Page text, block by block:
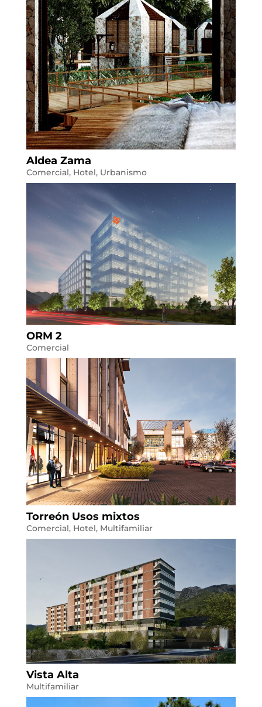
Aldea Zama
Comercial, Hotel, Urbanismo
ORM 2
Comercial
Torreón Usos mixtos
Comercial, Hotel, Multifamiliar
Vista Alta
Multifamiliar